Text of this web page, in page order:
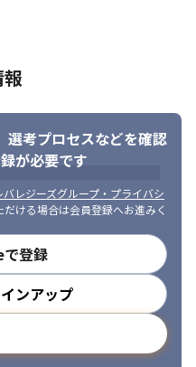
選考プロセスなどを確認
が必要です
バレジーズグループ・プライバシ
ける場合は会員登録へお進みく
登録
ンアップ